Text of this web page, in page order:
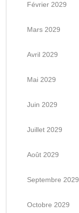
Février 2029
Mars 2029
Avril 2029
Mai 2029
Juin 2029
Juillet 2029
Août 2029
Septembre 2029
Octobre 2029